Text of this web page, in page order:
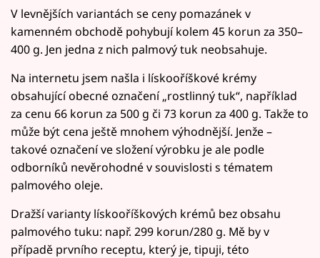
V levnějších variantách se ceny pomazánek v
kamenném obchodě pohybují kolem 45 korun za 350–
400 g. Jen jedna z nich palmový tuk neobsahuje.
Na internetu jsem našla i lískooříškové krémy
obsahující obecné označení „rostlinný tuk“, například
za cenu 66 korun za 500 g či 73 korun za 400 g. Takže to
může být cena ještě mnohem výhodnější. Jenže –
takové označení ve složení výrobku je ale podle
odborníků nevěrohodné v souvislosti s tématem
palmového oleje.
Dražší varianty lískooříškových krémů bez obsahu
palmového tuku: např. 299 korun/280 g. Mě by v
případě prvního receptu, který je, tipuji, této